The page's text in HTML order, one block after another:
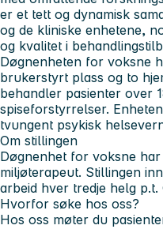
er et tett og dynamisk
og de kliniske enhetene,
og kvalitet i
Døgnenheten for voksne
brukerstyrt plass og to
behandler pasienter over
spiseforstyrrelser.
tvungent psykisk
Om stillingen
Døgnenhet for voksne
miljøterapeut. Stillingen
arbeid hver tredje helg
Hvorfor søke hos oss?
Hos oss møter du